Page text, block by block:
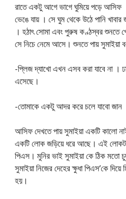
রাতে একটু আগে ভাগে ঘুমিয়ে পড়ে আসিফ
ভেঙে যায় । সে ঘুম থেকে উঠে পানি
। হঠাৎ সোমা এবং পুরুষ কণ্ঠস্বর শুনতে
সে নিচে নেমে আসে। শুনতে পায় সুমাইয়া
-প্লিজ দ্যাখো এখন এসব করা যাবে না ।
এসেছে।
-তোমাকে একটু আদর করে চলে যাবো জান
আসিফ দেখতে পায় সুমাইয়া একটি কালো
একটি লোক জড়িয়ে ধরে আছে। এই
পিএস। মুনির ভাই সুমাইয়া কে ঠিক মতো
সুমাইয়া নিজের দেহের ক্ষুধা পিএস’কে
হয়।